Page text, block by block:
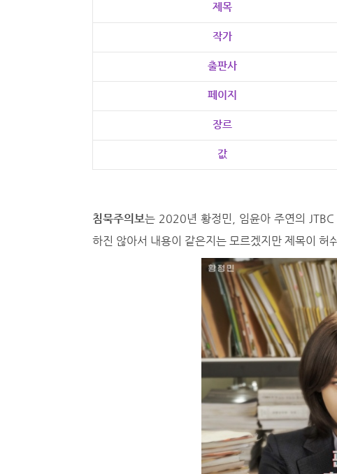
제목
작가
출판사
페이지
장르
값
침묵주의보는 2020년 황정민, 임윤아 주연의
하진 않아서 내용이 같은지는 모르겠지만 제목이